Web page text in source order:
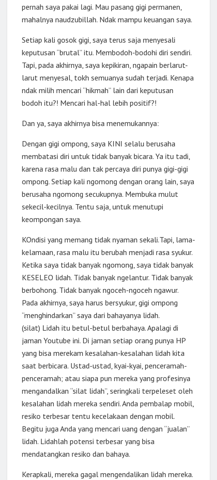
pernah saya pakai lagi. Mau pasang gigi permanen,
mahalnya naudzubillah. Ndak mampu keuangan saya.
Setiap kali gosok gigi, saya terus saja menyesali
keputusan “brutal” itu. Membodoh-bodohi diri sendiri.
Tapi, pada akhirnya, saya kepikiran, ngapain berlarut-
larut menyesal, tokh semuanya sudah terjadi. Kenapa
ndak milih mencari “hikmah” lain dari keputusan
bodoh itu?! Mencari hal-hal lebih positif?!
Dan ya, saya akhirnya bisa menemukannya:
Dengan gigi ompong, saya KINI selalu berusaha
membatasi diri untuk tidak banyak bicara. Ya itu tadi,
karena rasa malu dan tak percaya diri punya gigi-gigi
ompong. Setiap kali ngomong dengan orang lain, saya
berusaha ngomong secukupnya. Membuka mulut
sekecil-kecilnya. Tentu saja, untuk menutupi
keompongan saya.
KOndisi yang memang tidak nyaman sekali.Tapi, lama-
kelamaan, rasa malu itu berubah menjadi rasa syukur.
Ketika saya tidak banyak ngomong, saya tidak banyak
KESELEO lidah. Tidak banyak ngelantur. Tidak banyak
berbohong. Tidak banyak ngoceh-ngoceh ngawur.
Pada akhirnya, saya harus bersyukur, gigi ompong
“menghindarkan” saya dari bahayanya lidah.
(silat) Lidah itu betul-betul berbahaya. Apalagi di
jaman Youtube ini. Di jaman setiap orang punya HP
yang bisa merekam kesalahan-kesalahan lidah kita
saat berbicara. Ustad-ustad, kyai-kyai, penceramah-
penceramah; atau siapa pun mereka yang profesinya
mengandalkan “silat lidah”, seringkali terpeleset oleh
kesalahan lidah mereka sendiri. Anda pembalap mobil,
resiko terbesar tentu kecelakaan dengan mobil.
Begitu juga Anda yang mencari uang dengan “jualan”
lidah. Lidahlah potensi terbesar yang bisa
mendatangkan resiko dan bahaya.
Kerapkali, mereka gagal mengendalikan lidah mereka.